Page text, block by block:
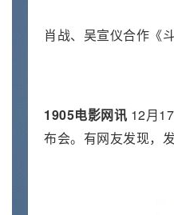
肖战、吴宣仪合作《
1905电影网讯 12月
布会。有网友发现，